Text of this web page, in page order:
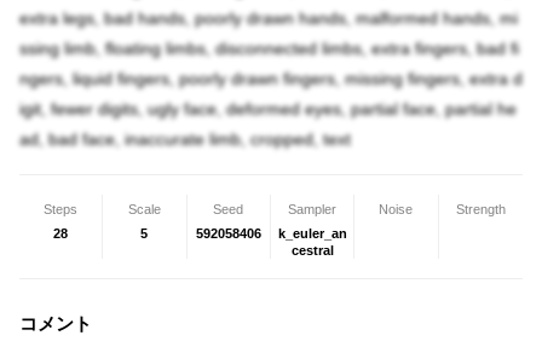
extra legs, bad hands, poorly drawn hands, malformed hands, mi
ssing limb, floating limbs, disconnected limbs, extra fingers, bad fi
ngers, liquid fingers, poorly drawn fingers, missing fingers, extra d
igit, fewer digits, ugly face, deformed eyes, partial face, partial he
ad, bad face, inaccurate limb, cropped, text
Steps
28
Scale
5
Seed
592058406
Sampler
k_euler_an
cestral
Noise Strength
コメント